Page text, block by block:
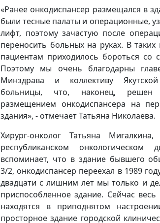
«Ранее онкодиспансер размещался в
были тесные палаты и операционные,
лифт, поэтому зачастую после
переносить больных на руках. В
пациентам приходилось бороться со
Поэтому мы очень благодарны
Минздрава и коллективу
больницы, что, наконец,
размещением онкодиспансера на
здания», - отмечает Татьяна Николаева.
Хирург-онколог Татьяна
республиканском
вспоминает, что в здание бывшего
3/2, онкодиспансер переехал в 1989
двадцати с лишним лет мы только и
приспособленное здание. Сейчас
находятся в приподнятом
просторное здание городской